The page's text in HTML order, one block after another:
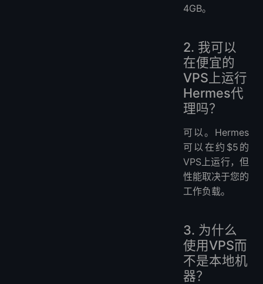
4GB。
2. 我可以
在便宜的
VPS上运行
Hermes代
理吗？
可以。Hermes
可以在约$5的
VPS上运行，但
性能取决于您的
工作负载。
3. 为什么
使用VPS而
不是本地机
器？